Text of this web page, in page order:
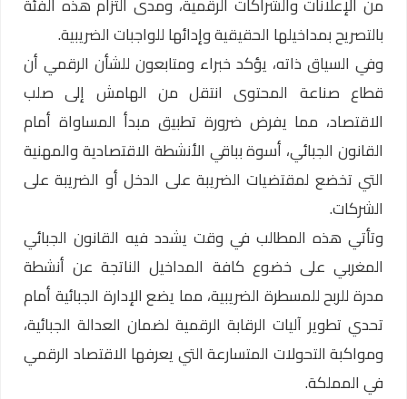
من الإعلانات والشراكات الرقمية، ومدى التزام هذه الفئة
بالتصريح بمداخيلها الحقيقية وإدائها للواجبات الضريبية.
وفي السياق ذاته، يؤكد خبراء ومتابعون للشأن الرقمي أن
قطاع صناعة المحتوى انتقل من الهامش إلى صلب
الاقتصاد، مما يفرض ضرورة تطبيق مبدأ المساواة أمام
القانون الجبائي، أسوة بباقي الأنشطة الاقتصادية والمهنية
التي تخضع لمقتضيات الضريبة على الدخل أو الضريبة على
الشركات.
وتأتي هذه المطالب في وقت يشدد فيه القانون الجبائي
المغربي على خضوع كافة المداخيل الناتجة عن أنشطة
مدرة للربح للمسطرة الضريبية، مما يضع الإدارة الجبائية أمام
تحدي تطوير آليات الرقابة الرقمية لضمان العدالة الجبائية،
ومواكبة التحولات المتسارعة التي يعرفها الاقتصاد الرقمي
في المملكة.